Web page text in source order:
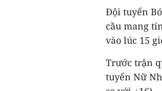
Đội tuyển
cầu mang
vào lúc 15
Trước trận
tuyển Nữ